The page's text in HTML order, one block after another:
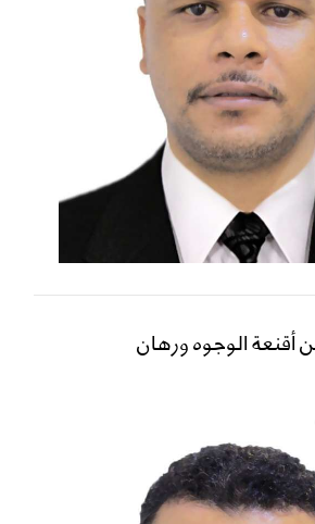
الوجوه ورهان